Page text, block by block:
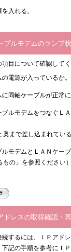
入れる。
ブルモデムのランプ
目について確認してく
電源が入っているか。
同軸ケーブルが正常
ブルモデムをつなぐＬ
まで差し込まれている
ルモデムとＬＡＮケー
の」を参照ください）
ドレスの取得確認・
するには、ＩＰアド
記の手順を参考にＩ